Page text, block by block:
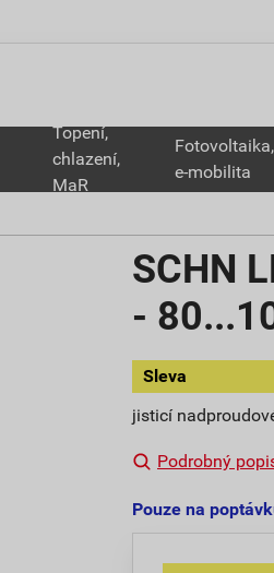
Topení,
chlazení,
MaR
Fotovoltaika,
e-mobilita
SCHN
-
Sleva
jisticí
Podrobný
Pouze na